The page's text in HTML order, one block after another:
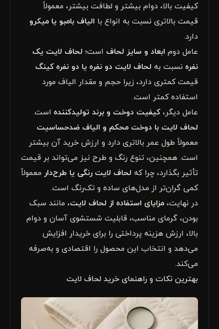
کیفیت بالا، دوام بیشتر و لطافت بیشتر، معمولاً
قیمت بالاتری نسبت به انواع با الیاف بامبو یا میکرو
دارد.
عامل دوم ابعاد و سایز لحاف است؛ لحاف لایت یک
نفرهنسبت به لحاف لایت دو نفره یا دو نفره کینگ
قیمت کمتری دارد، زیرا حجم و مقدار الیاف مورد
استفاده کمتر است.
عامل دیگر، کیفیت دوخت و برند تولیدکنندهاست.
لحاف لایت با دوخت محکم و الیاف ضدحساسیت
معمولاً طول عمر بالاتری دارد و ارزش خرید آن بیشتر
است. همچنین، تنوع رنگ و طرح نیز می‌تواند بر قیمت
تأثیر بگذارد، چرا که لحاف لایت رنگی یا طرح‌دار معمولاً
کمی گران‌تر از مدل‌های ساده و تک‌رنگ است.
در نهایت، مزایای استفاده از لحاف لایت، مانند سبک
بودن، گرمای مناسب، قابلیت شستشوی آسان و دوام
بالا، ارزش هزینه پرداختی را برای خریدار افزایش
می‌دهد و انتخاب این محصول را اقتصادی و به‌صرفه
می‌کند.
بهترین نکات و راهنمای خرید لحاف لایت